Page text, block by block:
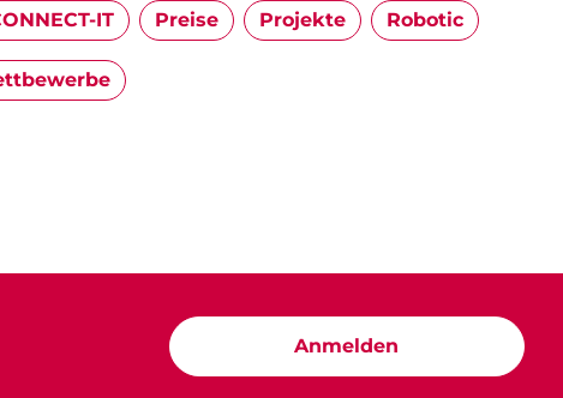
IT Preise Projekte Robotic
Anmelden